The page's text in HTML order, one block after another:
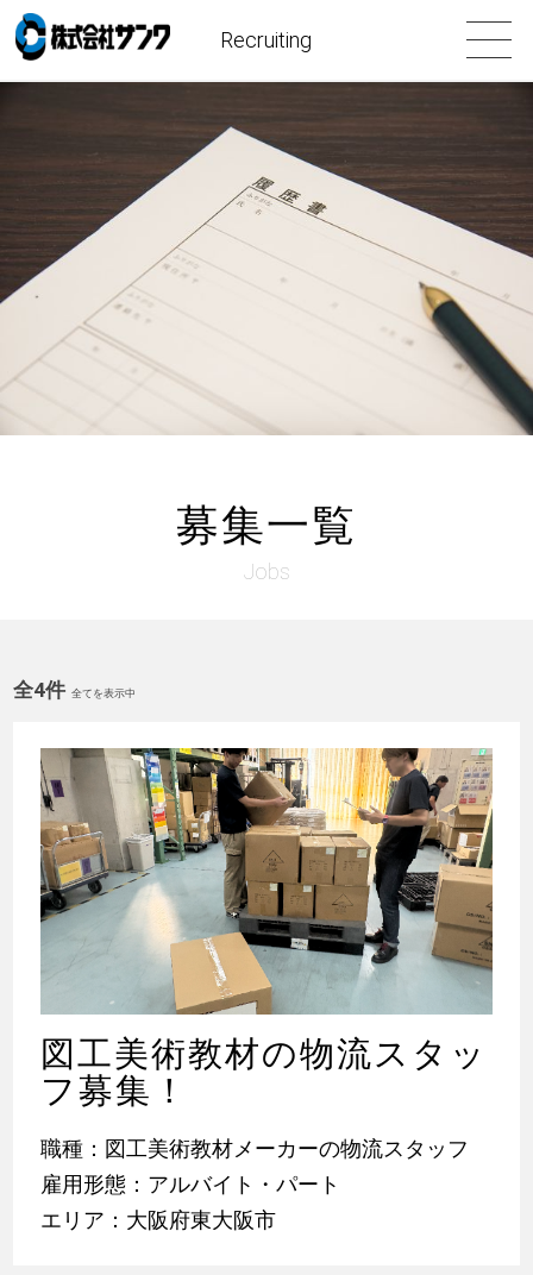
Recruiting
募集一覧
Jobs
全4件 全てを表示中
図工美術教材の物流スタッ
フ募集！
職種：図工美術教材メーカーの物流スタッフ
雇用形態：アルバイト・パート
エリア：大阪府東大阪市